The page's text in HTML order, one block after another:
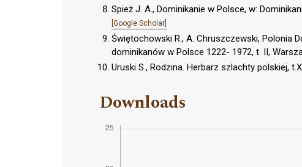
Spież J. A., Dominikanie w Polsce, w:
[Google Scholar]
Świętochowski R., A. Chruszczewski, Polonia
dominikanów w Polsce 1222- 1972, t. II,
Uruski S., Rodzina. Herbarz szlachty polskiej,
Downloads